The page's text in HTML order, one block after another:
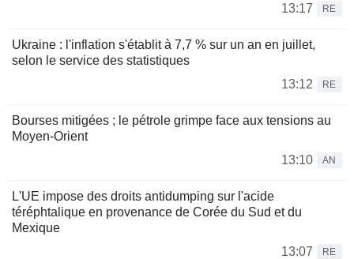
13:17
RE
Ukraine : l'inflation s'établit à 7,7 % sur un an en juillet,
selon le service des statistiques
13:12
RE
Bourses mitigées ; le pétrole grimpe face aux tensions au
Moyen-Orient
13:10
AN
L'UE impose des droits antidumping sur l'acide
téréphtalique en provenance de Corée du Sud et du
Mexique
13:07
RE